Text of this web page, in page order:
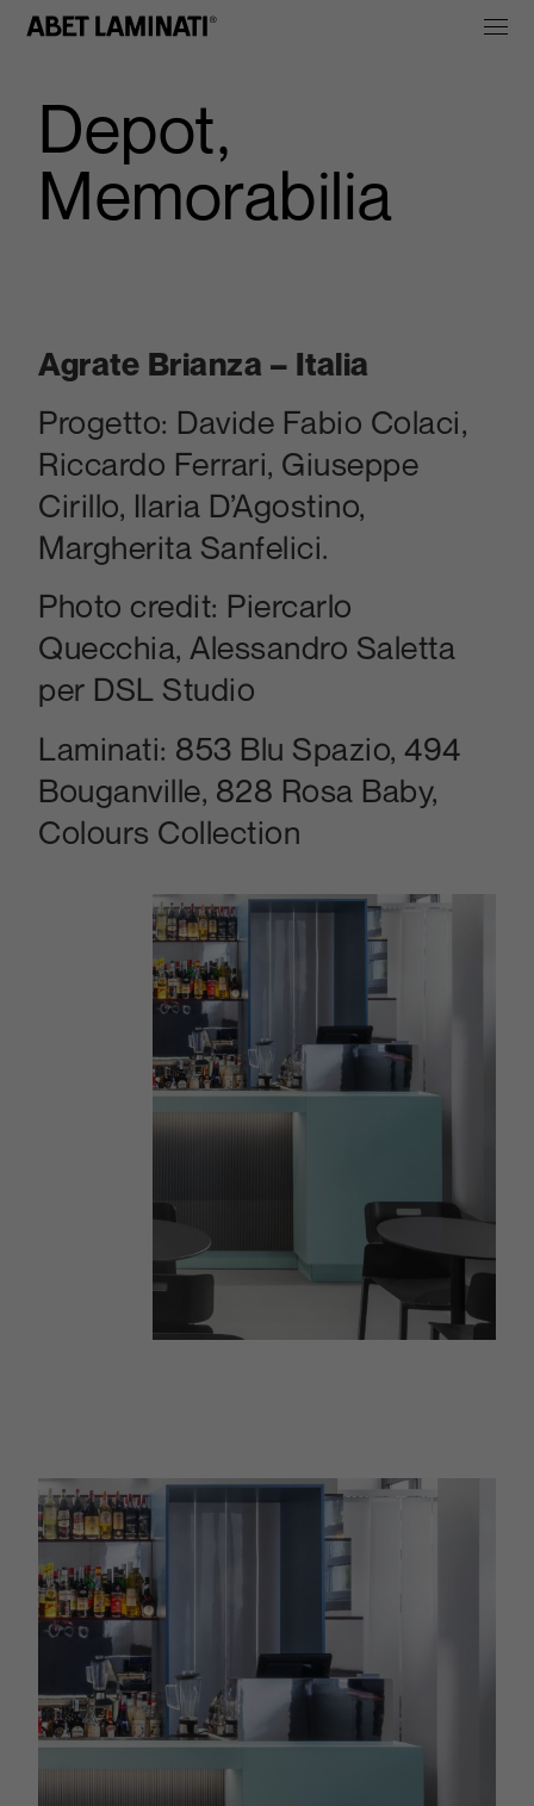
Depot,
Memorabilia
Agrate Brianza – Italia
Progetto: Davide Fabio Colaci,
Riccardo Ferrari, Giuseppe
Cirillo, Ilaria D’Agostino,
Margherita Sanfelici.
Photo credit: Piercarlo
Quecchia, Alessandro Saletta
per DSL Studio
Laminati: 853 Blu Spazio, 494
Bouganville, 828 Rosa Baby,
Colours Collection